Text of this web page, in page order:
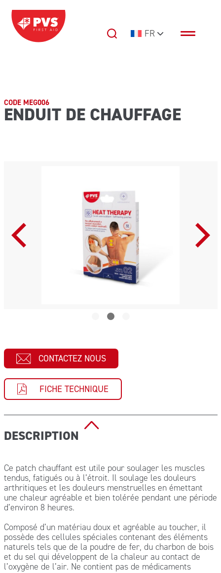
Passer au contenu
Navigation principale FR
CODE MEG006
ENDUIT DE CHAUFFAGE
CONTACTEZ NOUS
FICHE TECHNIQUE
DESCRIPTION
Ce patch chauffant est utile pour soulager les muscles
tendus, fatigués ou à l’étroit. Il soulage les douleurs
arthritiques et les douleurs menstruelles en émettant
une chaleur agréable et bien tolérée pendant une période
d’environ 8 heures.
Composé d’un matériau doux et agréable au toucher, il
possède des cellules spéciales contenant des éléments
naturels tels que de la poudre de fer, du charbon de bois
et du sel qui développent de la chaleur au contact de
l’oxygène de l’air. Ne contient pas de médicaments